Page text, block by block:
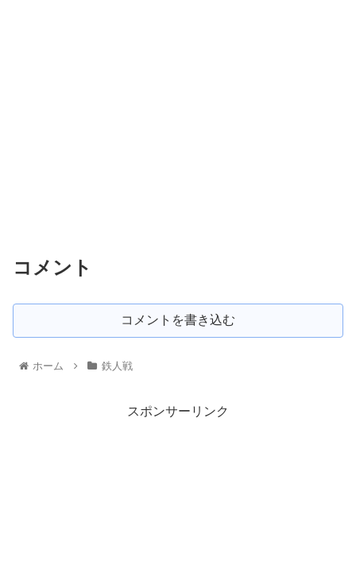
コメント
コメントを書き込む
ホーム 鉄人戦
スポンサーリンク